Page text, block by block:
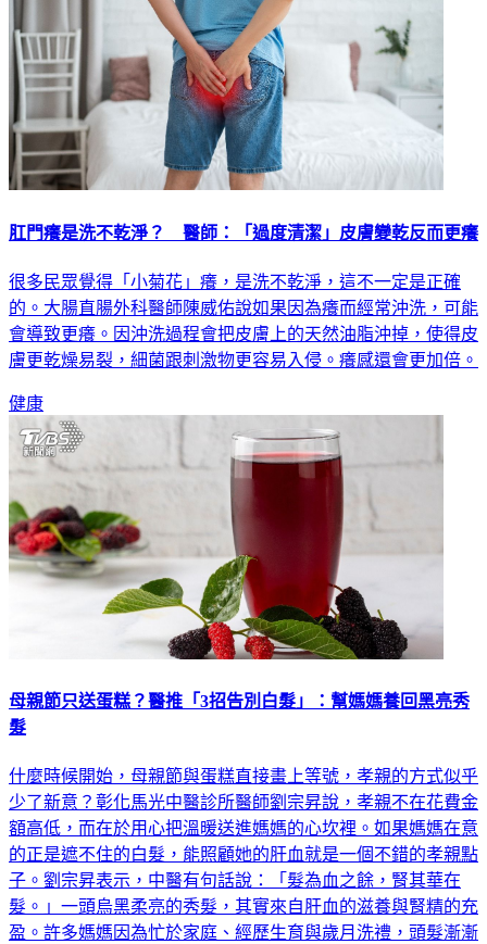
很多民眾覺得「小菊花」癢，是洗不乾淨，這不一定是正確
的。大腸直腸外科醫師陳威佑說如果因為癢而經常沖洗，可能
會導致更癢。因沖洗過程會把皮膚上的天然油脂沖掉，使得皮
健康
母親節只送蛋糕？醫推「3招告別白髮」：幫媽媽養回黑亮秀
什麼時候開始，母親節與蛋糕直接畫上等號，孝親的方式似乎
少了新意？彰化馬光中醫診所醫師劉宗昇說，孝親不在花費金
額高低，而在於用心把溫暖送進媽媽的心坎裡。如果媽媽在意
的正是遮不住的白髮，能照顧她的肝血就是一個不錯的孝親點
子。劉宗昇表示，中醫有句話說：「髮為血之餘，腎其華在
髮。」一頭烏黑柔亮的秀髮，其實來自肝血的滋養與腎精的充